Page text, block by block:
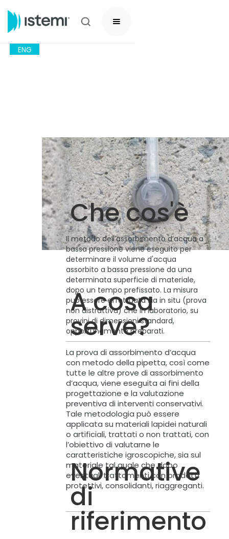
ENG
Che cos'è
Il metodo dell’assorbimento d’acqua a
bassa pressione viene eseguito per
determinare il volume d'acqua
assorbito a bassa pressione da una
determinata superficie di materiale,
dopo un tempo prefissato. La misura
può essere effettuata sia in situ (prova
non distruttiva) che in laboratorio, su
provini di dimensioni standard,
opportunamente preparati.
A cosa
serve?
La prova di assorbimento d’acqua
con metodo della pipetta, così come
tutte le altre prove di assorbimento
d’acqua, viene eseguita ai fini della
progettazione e la valutazione
preventiva di interventi conservativi.
Tale metodologia può essere
applicata su materiali lapidei naturali
o artificiali, trattati o non trattati, con
l’obiettivo di valutarne le
caratteristiche igroscopiche, sia sul
materiale tal quale che dopo
eventuali trattamenti con prodotti
protettivi, consolidanti, riaggreganti.
Normative
di
riferimento